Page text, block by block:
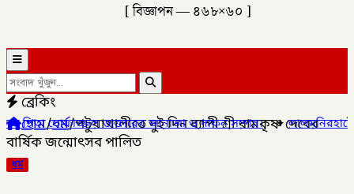
[ বিজ্ঞাপন — ৪৬৮×৬০ ]
ব্রেকিং
ডাক্তারের জানাজা ও দাফন সম্পন্ন।✦লালমনিরহাটের ৫
হোম/ধর্ম/পটুয়াখালীতে দুই দিন ব্যাপী শ্রী রামকৃষ্ণ দেবের
বার্ষিক জন্মোৎসব পালিত
ধর্ম